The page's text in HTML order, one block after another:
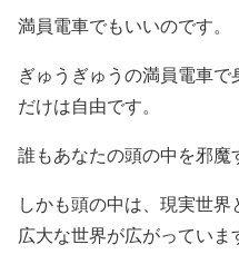
満員電車でもいいのです。
ぎゅうぎゅうの満員電車
だけは自由です。
誰もあなたの頭の中を邪魔
しかも頭の中は、現実世界
広大な世界が広がっていま